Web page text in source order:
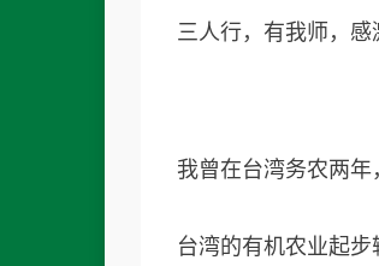
三人行，有我师，感
我曾在台湾务农两
台湾的有机农业起